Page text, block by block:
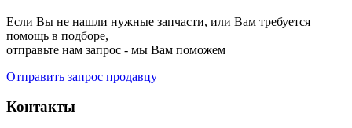
Если Вы не нашли нужные запчасти, или Вам требуется
помощь в подборе,
отправьте нам запрос - мы Вам поможем
Отправить запрос продавцу
Контакты